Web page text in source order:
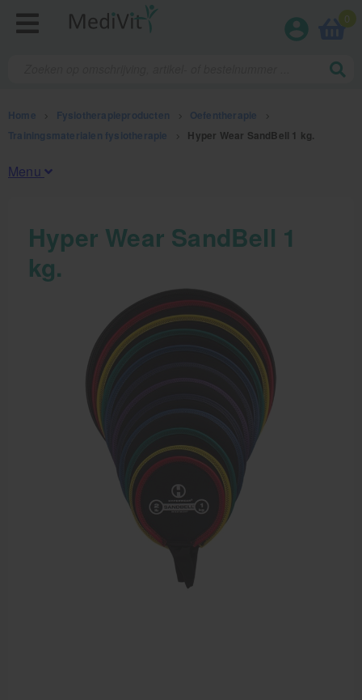
0
Home Fysiotherapieproducten Oefentherapie
Trainingsmaterialen fysiotherapie
Hyper Wear SandBell 1 kg.
Menu
Fysiotherapieproducten
Oefentherapie
Koude en warmte therapie
Anatomie posters en skeletten
Meten en testen
Dry Needling
Echogel & Ultrasoundgel
Verbruiksmaterialen
Hyper Wear SandBell 1
kg.